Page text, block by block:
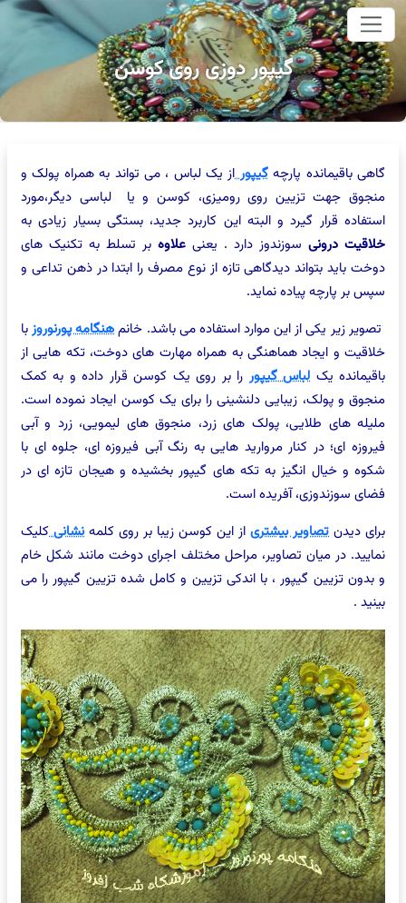
اصلی
گیپور دوزی روی کوسن
گاهی باقیمانده پارچهگیپور از یک لباس ، می تواند به همراه پولک و
منجوق جهت تزیین روی رومیزی، کوسن و یا لباسی دیگر،مورد
استفاده قرار گیرد و البته این کاربرد جدید، بستگی بسیار زیادی به
خلاقیت درونی سوزندوز دارد . یعنی علاوهبر تسلط به تکنیک های
دوخت باید بتواند دیدگاهی تازه از نوع مصرف را ابتدا در ذهن تداعی و
سپس بر پارچه پیاده نماید.
تصویر زیر یکی از این موارد استفاده می باشد. خانمهنگامه پورنوروزبا
خلاقیت و ایجاد هماهنگی به همراه مهارت های دوخت، تکه هایی از
باقیمانده یک لباس گیپور را بر روی یک کوسن قرار داده و به کمک
منجوق و پولک، زیبایی دلنشینی را برای یک کوسن ایجاد نموده است.
ملیله های طلایی، پولک های زرد، منجوق های لیمویی، زرد و آبی
فیروزه ای؛ در کنار مروارید هایی به رنگ آبی فیروزه ای، جلوه ای با
شکوه و خیال انگیز به تکه های گیپور بخشیده و هیجان تازه ای در
فضای سوزندوزی، آفریده است.
برای دیدن تصاویر بیشتری از این کوسن زیبا بر روی کلمه نشانی کلیک
نمایید. در میان تصاویر، مراحل مختلف اجرای دوخت مانند شکل خام
و بدون تزیین گیپور ، با اندکی تزیین و کامل شده تزیین گیپور را می
بینید .